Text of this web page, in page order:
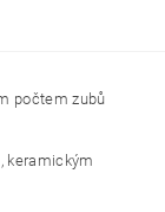
počtem zubů
keramickým